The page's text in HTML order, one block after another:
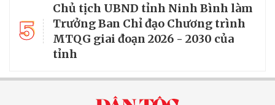
5
Chủ tịch UBND tỉnh Ninh Bình làm
Trưởng Ban Chỉ đạo Chương trình
MTQG giai đoạn 2026 - 2030 của
tỉnh